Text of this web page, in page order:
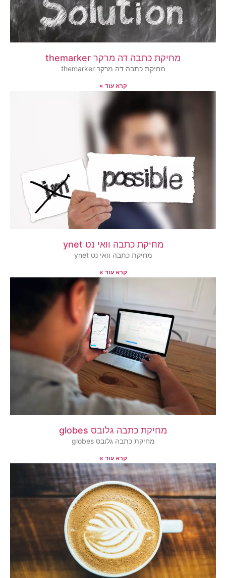
מחיקת כתבה דה מרקר themarker
מחיקת כתבה דה מרקר themarker
קרא עוד »
מחיקת כתבה וואי נט ynet
מחיקת כתבה וואי נט ynet
קרא עוד »
מחיקת כתבה גלובס globes
מחיקת כתבה גלובס globes
קרא עוד »